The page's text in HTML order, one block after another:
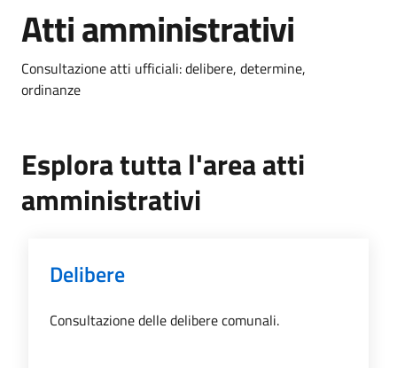
Atti amministrativi
Consultazione atti ufficiali: delibere, determine,
ordinanze
Esplora tutta l'area atti
amministrativi
Delibere
Consultazione delle delibere comunali.